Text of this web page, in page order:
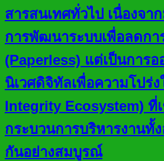
สารสนเทศทั่วไป เนื่องจา
การพัฒนาระบบเพื่อลดกา
(Paperless) แต่เป็นการ
นิเวศดิจิทัลเพื่อความโปร่
Integrity Ecosystem) ที่
กระบวนการบริหารงานทั้
กันอย่างสมบูรณ์